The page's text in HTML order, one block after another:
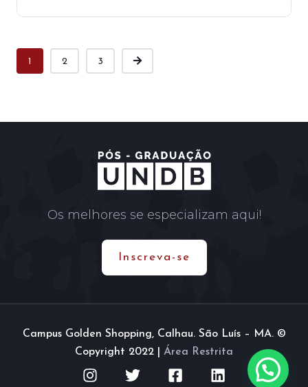
1 2 3
Os melhores se especializam aqui!
Inscreva-se
Campus Golden Shopping, Calhau. São Luís – MA. ©
Copyright 2022 | Área Restrita